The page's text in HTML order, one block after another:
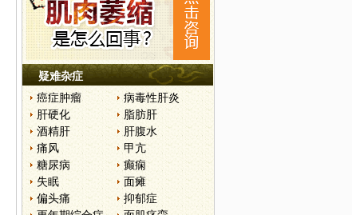
疑难杂症
癌症肿瘤
病毒性肝炎
肝硬化
脂肪肝
酒精肝
肝腹水
痛风
甲亢
糖尿病
癫痫
失眠
面瘫
偏头痛
抑郁症